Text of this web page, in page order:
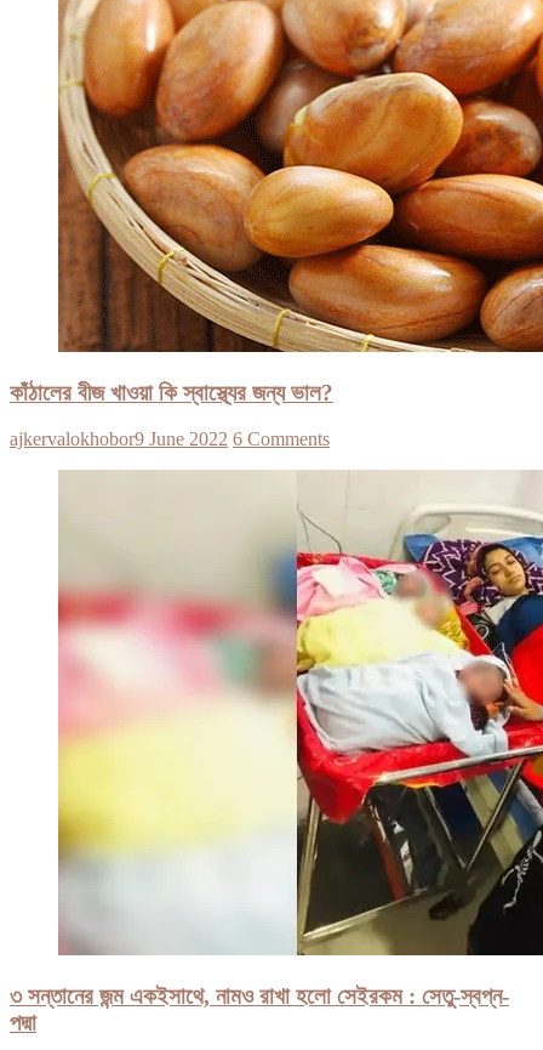
কাঁঠালের বীজ খাওয়া কি স্বাস্থ্যের জন্য ভাল?
ajkervalokhobor9 June 2022 6 Comments
৩ সন্তানের জন্ম একইসাথে, নামও রাখা হলো সেইরকম : সেতু-স্বপ্ন-
পদ্মা